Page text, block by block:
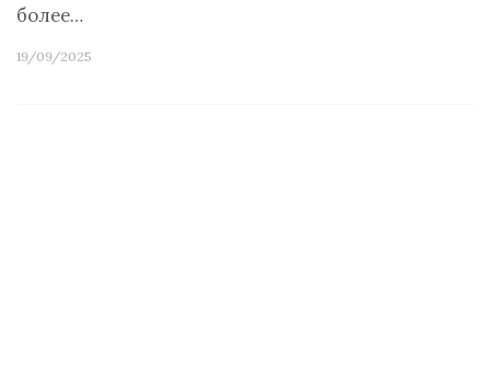
более…
19/09/2025